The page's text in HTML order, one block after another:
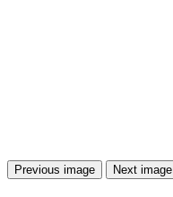
Previous image Next image